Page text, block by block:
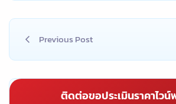
Previous Post
ติดต่อขอประเมินราคาไวน์